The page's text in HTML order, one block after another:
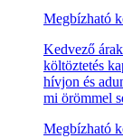
Megbízható
Kedvező
költöztetés
hívjon és
mi örömmel
Megbízható